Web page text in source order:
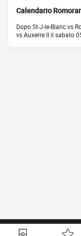
Calendario
Dopo St-J-le-Blanc vs
vs Auxerre II il sabato